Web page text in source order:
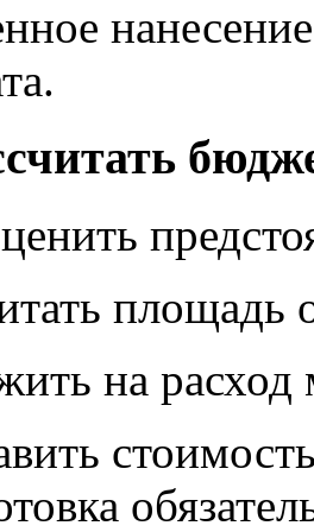
площадь
на расход